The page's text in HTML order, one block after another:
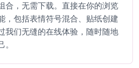
合，无需下载。直接在你的浏览
，包括表情符号混合、贴纸创建
我们无缝的在线体验，随时随地